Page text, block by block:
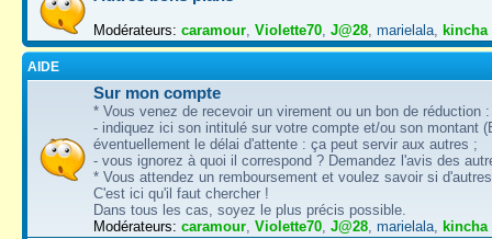
Modérateurs: caramour Violette70 J@28 marielala kincha
AIDE
Sur mon compte
* Vous venez de recevoir un virement ou un bon de réduction :
- indiquez ici son intitulé sur votre compte et/ou son montant
éventuellement le délai d'attente : ça peut servir aux autres ;
- vous ignorez à quoi il correspond ? Demandez l'avis des
* Vous attendez un remboursement et voulez savoir si
C'est ici qu'il faut chercher !
Dans tous les cas, soyez le plus précis possible.
Modérateurs: caramour Violette70 J@28 marielala kincha